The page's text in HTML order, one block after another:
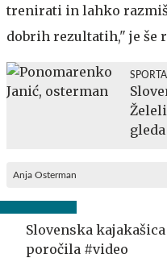
trenirati in lahko
dobrih rezultatih," je še
Anja Osterman
Slovenska
poročila #video